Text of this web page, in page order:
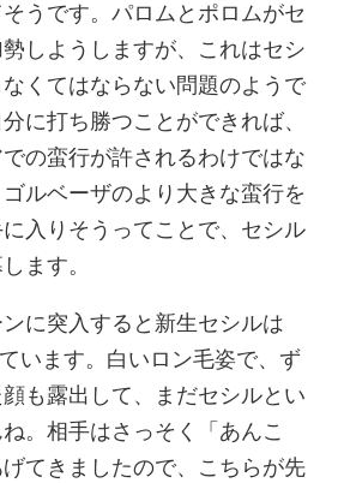
うです。パロムとポロムがセ
しようしますが、これはセシ
くてはならない問題のようで
に打ち勝つことができれば、
の蛮行が許されるわけではな
ルベーザのより大きな蛮行を
入りそうってことで、セシル
ます。
に突入すると新生セシルは
います。白いロン毛姿で、ず
も露出して、まだセシルとい
。相手はさっそく「あんこ
てきましたので、こちらが先